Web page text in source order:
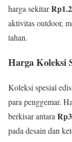
harga sekitar
aktivitas outdoor,
tahan.
Harga Koleksi
Koleksi spesial
para penggemar.
berkisar antara
pada desain dan